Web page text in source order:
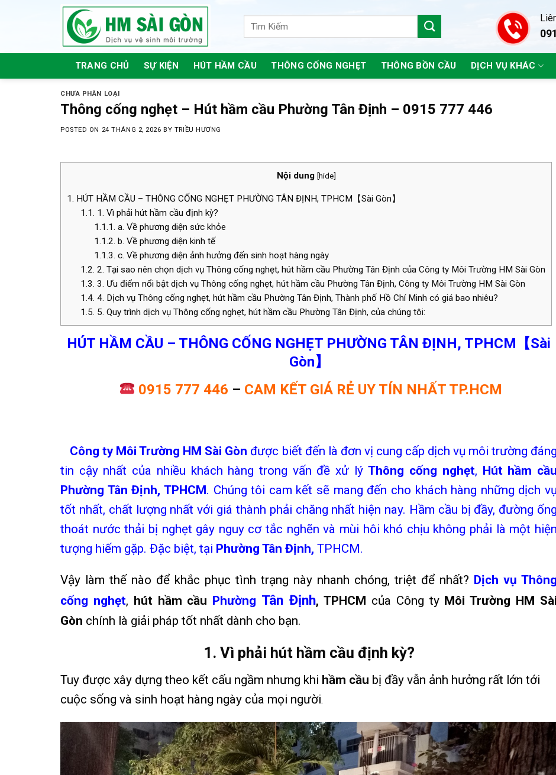
TRANG CHỦ SỰ KIỆN HÚT HẦM CẦU THÔNG CỐNG NGHẸT THÔNG BỒN CẦU DỊCH VỤ KHÁC
CHƯA PHÂN LOẠI
Thông cống nghẹt – Hút hầm cầu Phường Tân Định – 0915 777 446
POSTED ON 24 THÁNG 2, 2026 BY TRIỀU HƯƠNG
Nội dung [hide]
1. HÚT HẦM CẦU – THÔNG CỐNG NGHẸT PHƯỜNG TÂN ĐỊNH, TPHCM【Sài Gòn】
1.1. 1. Vì phải hút hầm cầu định kỳ?
1.1.1. a. Về phương diện sức khỏe
1.1.2. b. Về phương diện kinh tế
1.1.3. c. Về phương diện ảnh hưởng đến sinh hoạt hàng ngày
1.2. 2. Tại sao nên chọn dịch vụ Thông cống nghẹt, hút hầm cầu Phường Tân Định của Công ty Môi Trường HM Sài Gòn
1.3. 3. Ưu điểm nổi bật dịch vụ Thông cống nghẹt, hút hầm cầu Phường Tân Định, Công ty Môi Trường HM Sài Gòn
1.4. 4. Dịch vụ Thông cống nghẹt, hút hầm cầu Phường Tân Định, Thành phố Hồ Chí Minh có giá bao nhiêu?
1.5. 5. Quy trình dịch vụ Thông cống nghẹt, hút hầm cầu Phường Tân Định, của chúng tôi:
HÚT HẦM CẦU – THÔNG CỐNG NGHẸT PHƯỜNG TÂN ĐỊNH, TPHCM【Sài
Gòn】
0915 777 446 – CAM KẾT GIÁ RẺ UY TÍN NHẤT TP.HCM
Công ty Môi Trường HM Sài Gòn được biết đến là đơn vị cung cấp dịch vụ môi trường đáng
tin cậy nhất của nhiều khách hàng trong vấn đề xử lýThông cống nghẹt, Hút hầm cầu
Phường Tân Định, TPHCM. Chúng tôi cam kết sẽ mang đến cho khách hàng những dịch vụ
tốt nhất, chất lượng nhất với giá thành phải chăng nhất hiện nay. Hầm cầu bị đầy, đường ống
thoát nước thải bị nghẹt gây nguy cơ tắc nghẽn và mùi hôi khó chịu không phải là một hiện
tượng hiếm gặp. Đặc biệt, tại Phường Tân Định, TPHCM.
Vậy làm thế nào để khắc phục tình trạng này nhanh chóng, triệt để nhất? Dịch vụ Thông
cống nghẹt, hút hầm cầu Phường Tân Định, TPHCM của Công ty Môi Trường HM Sài
Gòn chính là giải pháp tốt nhất dành cho bạn.
1. Vì phải hút hầm cầu định kỳ?
Tuy được xây dựng theo kết cấu ngầm nhưng khi hầm cầu bị đầy vẫn ảnh hưởng rất lớn tới
cuộc sống và sinh hoạt hàng ngày của mọi người.